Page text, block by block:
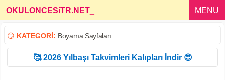
OKULONCESiTR.NET MENU
😏 KATEGORİ: Boyama Sayfaları
🥰 2026 Yılbaşı Takvimleri Kalıpları İndir 😍